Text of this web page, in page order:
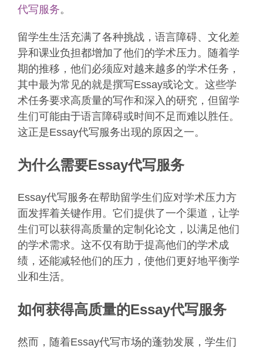
代写服务。
留学生生活充满了各种挑战，语言障碍、文化差
异和课业负担都增加了他们的学术压力。随着学
期的推移，他们必须应对越来越多的学术任务，
其中最为常见的就是撰写Essay或论文。这些学
术任务要求高质量的写作和深入的研究，但留学
生们可能由于语言障碍或时间不足而难以胜任。
这正是Essay代写服务出现的原因之一。
为什么需要Essay代写服务
Essay代写服务在帮助留学生们应对学术压力方
面发挥着关键作用。它们提供了一个渠道，让学
生们可以获得高质量的定制化论文，以满足他们
的学术需求。这不仅有助于提高他们的学术成
绩，还能减轻他们的压力，使他们更好地平衡学
业和生活。
如何获得高质量的Essay代写服务
然而，随着Essay代写市场的蓬勃发展，学生们